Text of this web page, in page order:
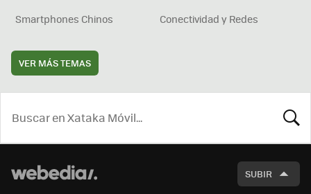
Smartphones Chinos
Conectividad y Redes
VER MÁS TEMAS
SUBIR